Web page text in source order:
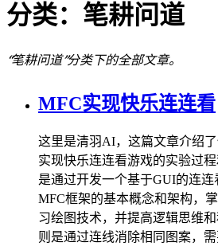
分类： 笔耕问道
“笔耕问道”分类下的全部文章。
MFC实现快乐连连看
这里是清羽AI，这篇文章介绍
实现快乐连连看游戏的实验过
是通过开发一个基于GUI的连
MFC框架的基本概念和架构，
习绘图技术，并提高逻辑思维
则是通过连线消除相同图案，